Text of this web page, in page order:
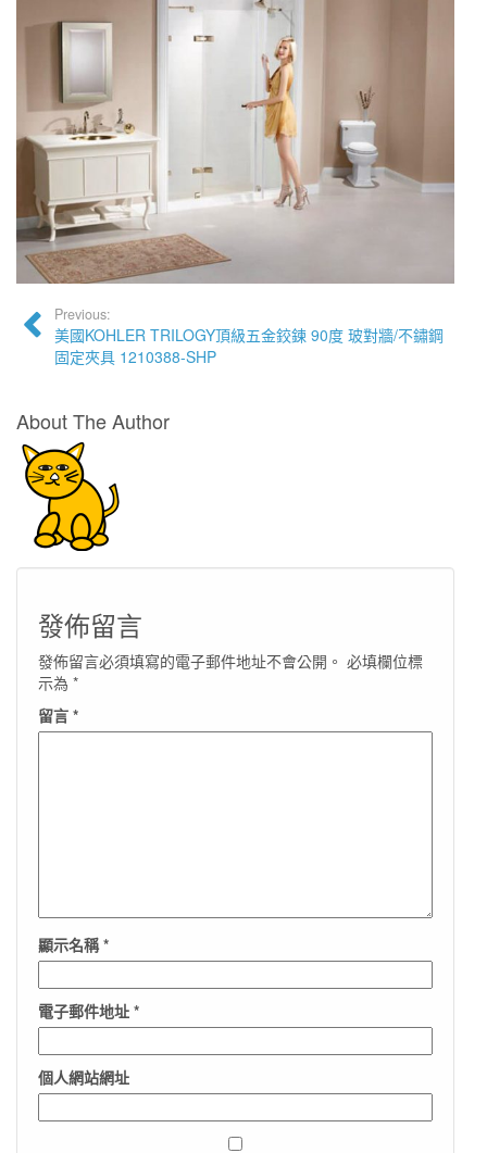
Previous:
美國KOHLER TRILOGY頂級五金鉸鍊 90度 玻對牆/不鏽鋼
固定夾具 1210388-SHP
About The Author
發佈留言
發佈留言必須填寫的電子郵件地址不會公開。 必填欄位標
示為 *
留言 *
顯示名稱*
電子郵件地址 *
個人網站網址